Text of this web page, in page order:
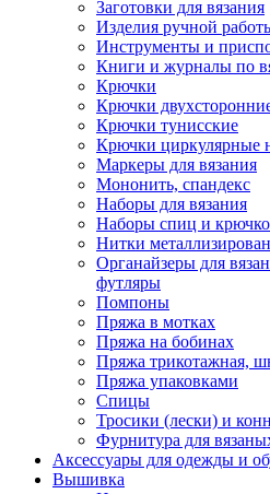
Заготовки для вязания
Изделия ручной
Инструменты и
Книги и журналы по
Крючки
Крючки
Крючки тунисские
Крючки циркулярные
Маркеры для вязания
Мононить, спандекс
Наборы для вязания
Наборы спиц и
Нитки
Органайзеры для
футляры
Помпоны
Пряжа в мотках
Пряжа на бобинах
Пряжа трикотажная,
Пряжа упаковками
Спицы
Тросики (лески) и
Фурнитура для
Аксессуары для одежды и
Вышивка